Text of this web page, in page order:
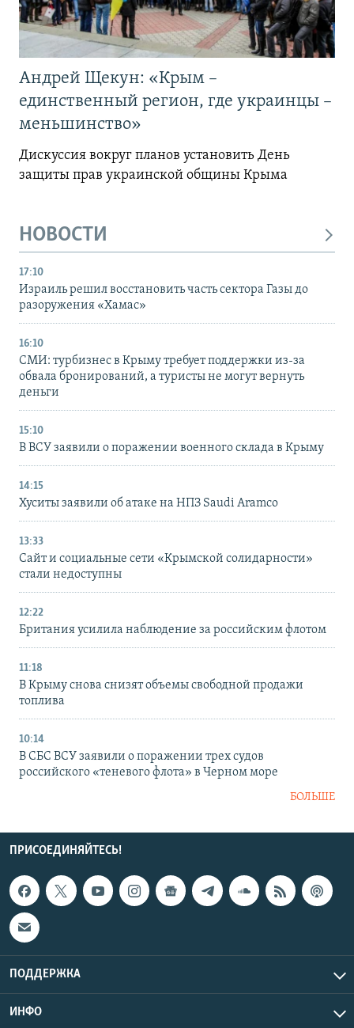
Андрей Щекун: «Крым –
единственный регион, где украинцы –
меньшинство»
Дискуссия вокруг планов установить День
защиты прав украинской общины Крыма
НОВОСТИ
17:10
Израиль решил восстановить часть сектора Газы до
разоружения «Хамас»
16:10
СМИ: турбизнес в Крыму требует поддержки из-за
обвала бронирований, а туристы не могут вернуть
деньги
15:10
В ВСУ заявили о поражении военного склада в Крыму
14:15
Хуситы заявили об атаке на НПЗ Saudi Aramco
13:33
Сайт и социальные сети «Крымской солидарности»
стали недоступны
12:22
Британия усилила наблюдение за российским флотом
11:18
В Крыму снова снизят объемы свободной продажи
топлива
10:14
В СБС ВСУ заявили о поражении трех судов
российского «теневого флота» в Черном море
БОЛЬШЕ
ПРИСОЕДИНЯЙТЕСЬ!
ПОДДЕРЖКА
ИНФО